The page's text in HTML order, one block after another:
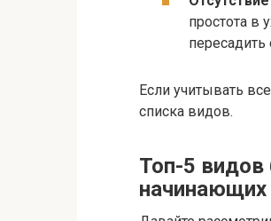
простота в
пересадить
Если учитывать
списка видов.
Топ-5
начинающих